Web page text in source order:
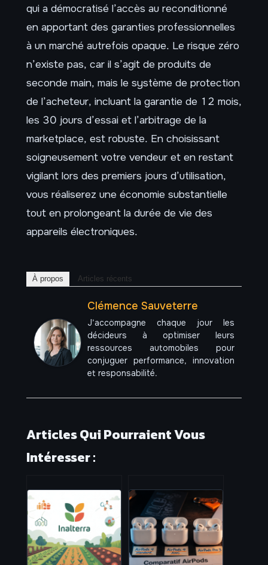
qui a démocratisé l’accès au reconditionné
en apportant des garanties professionnelles
à un marché autrefois opaque. Le risque zéro
n’existe pas, car il s’agit de produits de
seconde main, mais le système de protection
de l’acheteur, incluant la garantie de 12 mois,
les 30 jours d’essai et l’arbitrage de la
marketplace, est robuste. En choisissant
soigneusement votre vendeur et en restant
vigilant lors des premiers jours d’utilisation,
vous réaliserez une économie substantielle
tout en prolongeant la durée de vie des
appareils électroniques.
À propos Articles récents
Clémence Sauveterre
J’accompagne chaque jour les
décideurs à optimiser leurs
ressources automobiles pour
conjuguer performance, innovation
et responsabilité.
Articles Qui Pourraient Vous
Intéresser :